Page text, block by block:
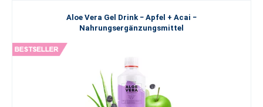
Aloe Vera Gel Drink − Apfel + Acai −
Nahrungsergänzungsmittel